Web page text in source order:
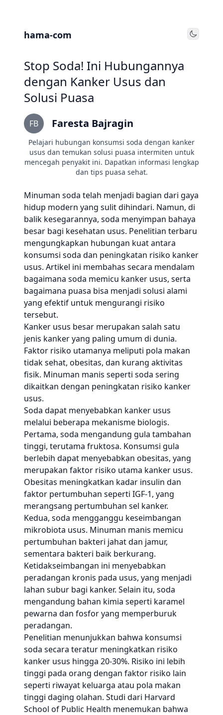
hama-com Toggle
Stop Soda! Ini Hubungannya
dengan Kanker Usus dan
Solusi Puasa
FB Faresta Bajragin
Pelajari hubungan konsumsi soda dengan kanker
usus dan temukan solusi puasa intermiten untuk
mencegah penyakit ini. Dapatkan informasi lengkap
dan tips puasa sehat.
Minuman soda telah menjadi bagian dari gaya
hidup modern yang sulit dihindari. Namun, di
balik kesegarannya, soda menyimpan bahaya
besar bagi kesehatan usus. Penelitian terbaru
mengungkapkan hubungan kuat antara
konsumsi soda dan peningkatan risiko kanker
usus. Artikel ini membahas secara mendalam
bagaimana soda memicu kanker usus, serta
bagaimana puasa bisa menjadi solusi alami
yang efektif untuk mengurangi risiko
tersebut.
Kanker usus besar merupakan salah satu
jenis kanker yang paling umum di dunia.
Faktor risiko utamanya meliputi pola makan
tidak sehat, obesitas, dan kurang aktivitas
fisik. Minuman manis seperti soda sering
dikaitkan dengan peningkatan risiko kanker
usus.
Soda dapat menyebabkan kanker usus
melalui beberapa mekanisme biologis.
Pertama, soda mengandung gula tambahan
tinggi, terutama fruktosa. Konsumsi gula
berlebih dapat menyebabkan obesitas, yang
merupakan faktor risiko utama kanker usus.
Obesitas meningkatkan kadar insulin dan
faktor pertumbuhan seperti IGF-1, yang
merangsang pertumbuhan sel kanker.
Kedua, soda mengganggu keseimbangan
mikrobiota usus. Minuman manis memicu
pertumbuhan bakteri jahat dan jamur,
sementara bakteri baik berkurang.
Ketidakseimbangan ini menyebabkan
peradangan kronis pada usus, yang menjadi
lahan subur bagi kanker. Selain itu, soda
mengandung bahan kimia seperti karamel
pewarna dan fosfor yang memperburuk
peradangan.
Penelitian menunjukkan bahwa konsumsi
soda secara teratur meningkatkan risiko
kanker usus hingga 20-30%. Risiko ini lebih
tinggi pada orang dengan faktor risiko lain
seperti riwayat keluarga atau pola makan
tinggi daging olahan. Studi dari Harvard
School of Public Health menemukan bahwa